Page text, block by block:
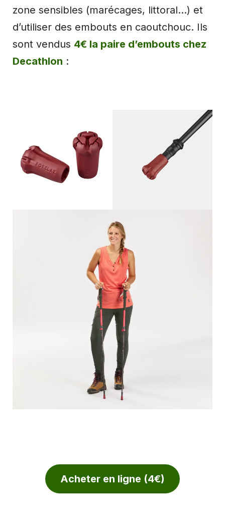
zone sensibles (marécages, littoral…) et
d’utiliser des embouts en caoutchouc. Ils
sont vendus 4€ la paire d’embouts chez
Decathlon :
Acheter en ligne (4€)